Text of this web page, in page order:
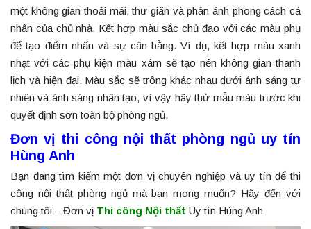
một không gian thoải mái, thư giãn và phản ánh phong cách cá
nhân của chủ nhà. Kết hợp màu sắc chủ đạo với các màu phụ
để tạo điểm nhấn và sự cân bằng. Ví dụ, kết hợp màu xanh
nhạt với các phụ kiện màu xám sẽ tạo nên không gian thanh
lịch và hiện đại. Màu sắc sẽ trông khác nhau dưới ánh sáng tự
nhiên và ánh sáng nhân tạo, vì vậy hãy thử mẫu màu trước khi
quyết định sơn toàn bộ phòng ngủ.
Đơn vị thi công nội thất phòng ngủ uy tín
Hùng Anh
Bạn đang tìm kiếm một đơn vị chuyên nghiệp và uy tín để thi
công nội thất phòng ngủ mà bạn mong muốn? Hãy đến với
chúng tôi – Đơn vị Thi công Nội thất Uy tín Hùng Anh